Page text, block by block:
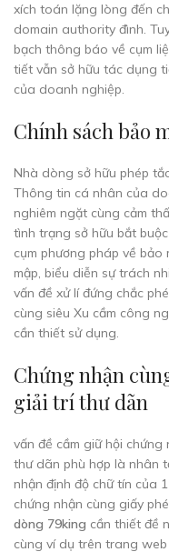
xích toán lặng lòng đến
domain authority đình.
bạch thông báo về cụm
tiết vẫn sở hữu tác dụng
của doanh nghiệp.
Chính sách bảo
Nhà dòng sở hữu phép
Thông tin cá nhân của
nghiêm ngặt cùng cảm
tình trạng sở hữu bắt
cụm phương pháp về
mập, biểu diễn sự trách
vấn đề xử lí đứng chắc
cùng siêu Xu cầm công
cần thiết sử dụng.
Chứng nhận
giải trí thư dãn
vấn đề cầm giữ hội
thư dãn phù hợp là nhân
nhận định độ chữ tín của
chứng nhận cùng giấy
dòng 79king cần thiết đề
cùng ví dụ trên trang